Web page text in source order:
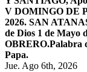
V DOMINGO DE
2026. SAN
de Dios 1 de Mayo
OBRERO.Palabra
Papa.
Jue. Ago 6th, 2026